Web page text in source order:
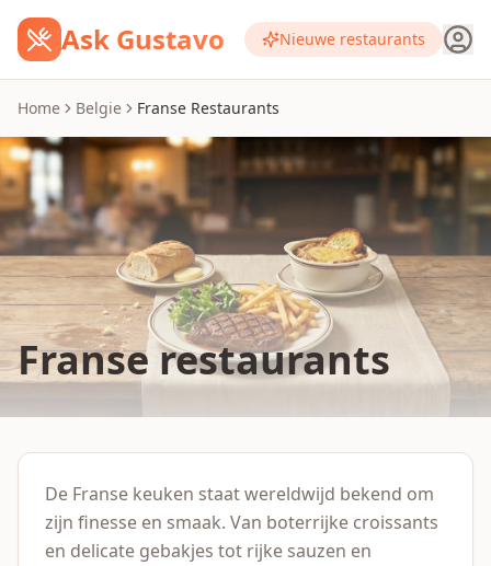
Ask Gustavo Nieuwe restaurants
Home Belgie Franse Restaurants
Franse restaurants
De Franse keuken staat wereldwijd bekend om
zijn finesse en smaak. Van boterrijke croissants
en delicate gebakjes tot rijke sauzen en